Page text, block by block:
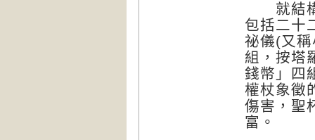
就結構
包括二十
祕儀(又
組，按塔
錢幣」四
權杖象徵
傷害，聖
富。